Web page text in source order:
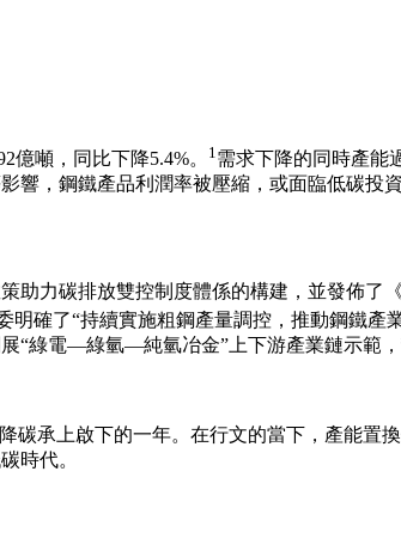
億噸，同比下降5.4%。 1 需求下降的同時產能
，鋼鐵產品利潤率被壓縮，或面臨低碳投
助力碳排放雙控制度體係的構建，並發佈了
明確了“持續實施粗鋼產量調控，推動鋼鐵產
展“綠電—綠氫—純氫冶金”上下游產業鏈示範
碳承上啟下的一年。在行文的當下，產能置
時代。